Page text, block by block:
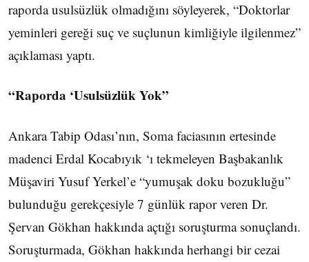
raporda usulsüzlük olmadığını söyleyerek, “Doktorlar
yeminleri gereği suç ve suçlunun kimliğiyle ilgilenmez”
açıklaması yaptı.
“Raporda ‘Usulsüzlük Yok”
Ankara Tabip Odası’nın, Soma faciasının ertesinde
madenci Erdal Kocabıyık ‘ı tekmeleyen Başbakanlık
Müşaviri Yusuf Yerkel’e “yumuşak doku bozukluğu”
bulunduğu gerekçesiyle 7 günlük rapor veren Dr.
Şervan Gökhan hakkında açtığı soruşturma sonuçlandı.
Soruşturmada, Gökhan hakkında herhangi bir cezai